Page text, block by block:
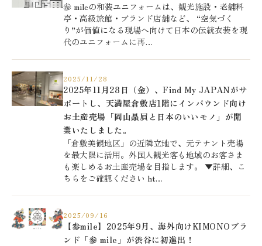
参 mileの和装ユニフォームは、観光施設・老舗料
亭・高級旅館・ブランド店舗など、 “空気づく
り”が価値になる現場へ向けて日本の伝統衣装を現
代のユニフォームに再…
2025/11/28
2025年11月28日（金）、Find My JAPANがサ
ポートし、天満屋倉敷店1階にインバウンド向け
お土産売場「岡山贔屓と日本のいいモノ」が開
業いたしました。
「倉敷美観地区」の近隣立地で、元テナント売場
を最大限に活用。外国人観光客も地域のお客さま
も楽しめるお土産売場を目指します。 ▼詳細、こ
ちらをご確認ください ht…
2025/09/16
【参mile】2025年9月、海外向けKIMONOブラ
ンド「参 mile」が渋谷に初進出！